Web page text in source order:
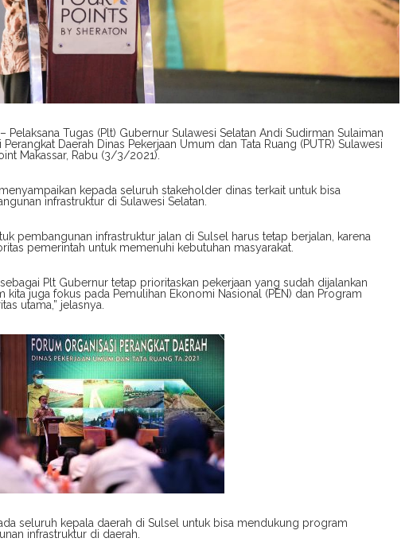
– Pelaksana Tugas (Plt) Gubernur Sulawesi Selatan Andi Sudirman Sulaiman
Daerah Dinas Pekerjaan Umum dan Tata Ruang (PUTR) Sulawesi
Makassar, Rabu (3/3/2021).
kepada seluruh stakeholder dinas terkait untuk bisa
infrastruktur di Sulawesi Selatan.
pembangunan infrastruktur jalan di Sulsel harus tetap berjalan, karena
pemerintah untuk memenuhi kebutuhan masyarakat.
Plt Gubernur tetap prioritaskan pekerjaan yang sudah dijalankan
juga fokus pada Pemulihan Ekonomi Nasional (PEN) dan Program
utama,” jelasnya.
seluruh kepala daerah di Sulsel untuk bisa mendukung program
infrastruktur di daerah.